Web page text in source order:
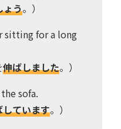
ょう。）
sitting for a long
伸ばしました。）
sofa.
しています。）